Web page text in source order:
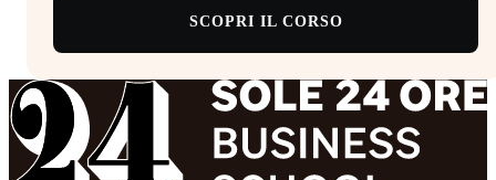
SCOPRI IL CORSO